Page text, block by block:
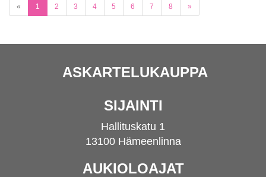
« 1 (current)
2 3 4 5 6 7 8 »
ASKARTELUKAUPPA
SIJAINTI
Hallituskatu 1
13100 Hämeenlinna
AUKIOLOAJAT